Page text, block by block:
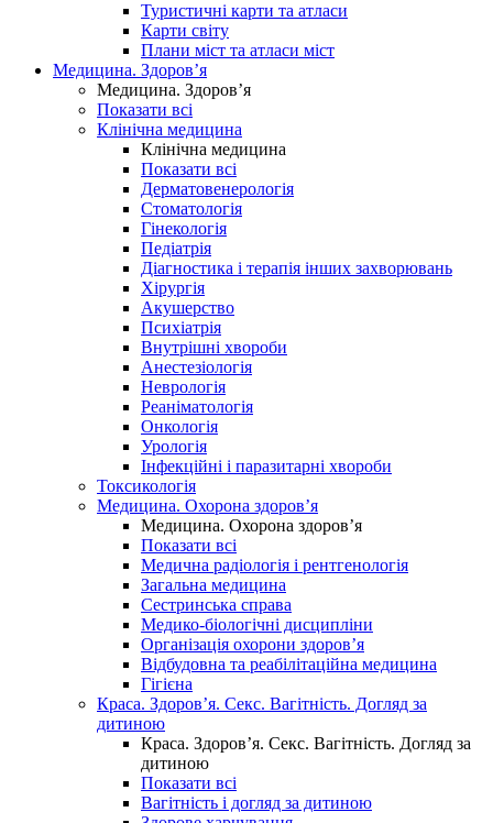
Туристичні карти та атласи
Карти світу
Плани міст та атласи міст
Медицина. Здоров’я
Медицина. Здоров’я
Показати всі
Клінічна медицина
Клінічна медицина
Показати всі
Дерматовенерологія
Стоматологія
Гінекологія
Педіатрія
Діагностика і терапія інших захворювань
Хірургія
Акушерство
Психіатрія
Внутрішні хвороби
Анестезіологія
Неврологія
Реаніматологія
Онкологія
Урологія
Інфекційні і паразитарні хвороби
Токсикологія
Медицина. Охорона здоров’я
Медицина. Охорона здоров’я
Показати всі
Медична радіологія і рентгенологія
Загальна медицина
Сестринська справа
Медико-біологічні дисципліни
Організація охорони здоров’я
Відбудовна та реабілітаційна медицина
Гігієна
Краса. Здоров’я. Секс. Вагітність. Догляд за
дитиною
Краса. Здоров’я. Секс. Вагітність. Догляд за
дитиною
Показати всі
Вагітність і догляд за дитиною